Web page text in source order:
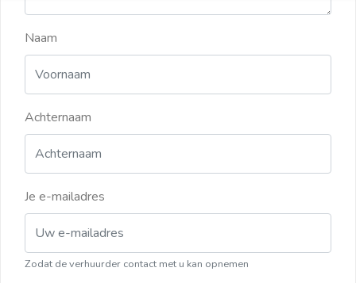
Naam
Achternaam
Je e-mailadres
Zodat de verhuurder contact met u kan opnemen